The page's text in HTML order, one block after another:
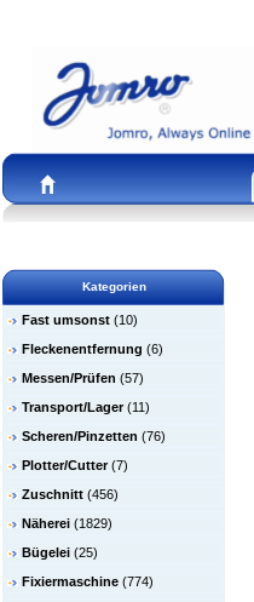
Kategorien
Fast umsonst (10)
Fleckenentfernung (6)
Messen/Prüfen (57)
Transport/Lager(11)
Scheren/Pinzetten (76)
Plotter/Cutter(7)
Zuschnitt (456)
Näherei (1829)
Bügelei (25)
Fixiermaschine (774)